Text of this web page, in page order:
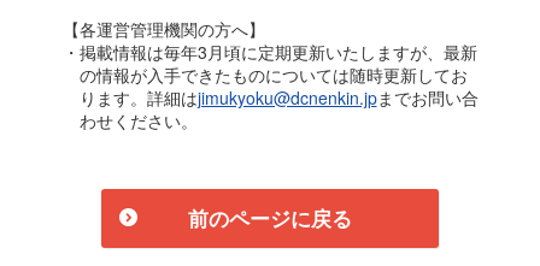
【各運営管理機関の方へ】
・掲載情報は毎年3月頃に定期更新いたしますが、最新
の情報が入手できたものについては随時更新してお
ります。詳細はjimukyoku@dcnenkin.jpまでお問い合
わせください。
前のページに戻る